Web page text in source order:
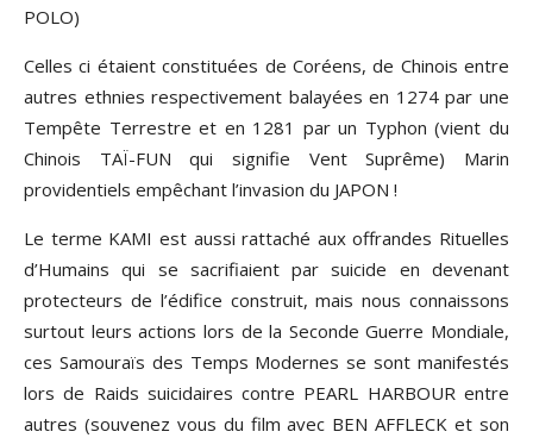
POLO)
Celles ci étaient constituées de Coréens, de Chinois entre
autres ethnies respectivement balayées en 1274 par une
Tempête Terrestre et en 1281 par un Typhon (vient du
Chinois TAÏ-FUN qui signifie Vent Suprême) Marin
providentiels empêchant l’invasion du JAPON !
Le terme KAMI est aussi rattaché aux offrandes Rituelles
d’Humains qui se sacrifiaient par suicide en devenant
protecteurs de l’édifice construit, mais nous connaissons
surtout leurs actions lors de la Seconde Guerre Mondiale,
ces Samouraïs des Temps Modernes se sont manifestés
lors de Raids suicidaires contre PEARL HARBOUR entre
autres (souvenez vous du film avec BEN AFFLECK et son